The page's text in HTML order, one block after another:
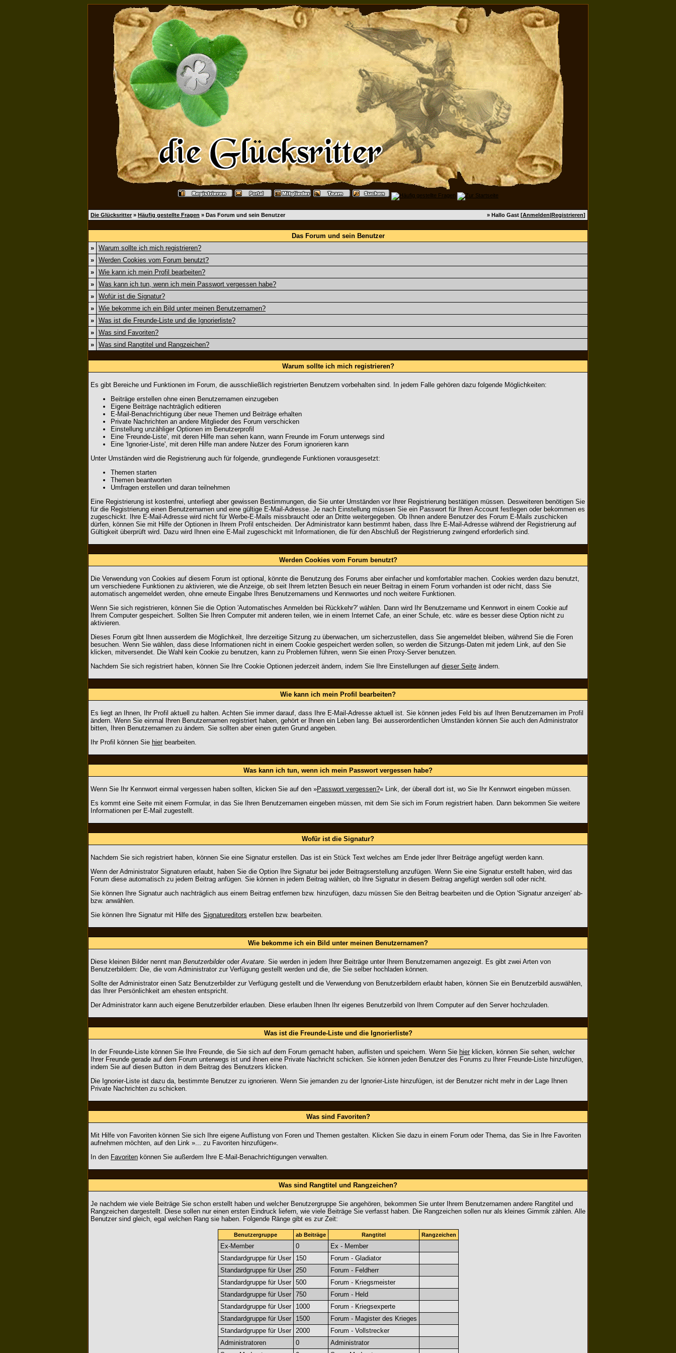
Die Glücksritter » Häufig gestellte Fragen » Das Forum und sein Benutzer » Hallo Gast [Anmelden|Registrieren]
Das Forum und sein Benutzer
» Warum sollte ich mich registrieren?
» Werden Cookies vom Forum benutzt?
» Wie kann ich mein Profil bearbeiten?
» Was kann ich tun, wenn ich mein Passwort vergessen habe?
» Wofür ist die Signatur?
» Wie bekomme ich ein Bild unter meinen Benutzernamen?
» Was ist die Freunde-Liste und die Ignorierliste?
» Was sind Favoriten?
» Was sind Rangtitel und Rangzeichen?
Warum sollte ich mich registrieren?
Es gibt Bereiche und Funktionen im Forum, die ausschließlich registrierten Benutzern vorbehalten sind. In jedem Falle gehören dazu folgende Möglichkeiten:
Beiträge erstellen ohne einen Benutzernamen einzugeben
Eigene Beiträge nachträglich editieren
E-Mail-Benachrichtigung über neue Themen und Beiträge erhalten
Private Nachrichten an andere Mitglieder des Forum verschicken
Einstellung unzähliger Optionen im Benutzerprofil
Eine 'Freunde-Liste', mit deren Hilfe man sehen kann, wann Freunde im Forum unterwegs sind
Eine 'Ignorier-Liste', mit deren Hilfe man andere Nutzer des Forum ignorieren kann
Unter Umständen wird die Registrierung auch für folgende, grundlegende Funktionen vorausgesetzt:
Themen starten
Themen beantworten
Umfragen erstellen und daran teilnehmen
Eine Registrierung ist kostenfrei, unterliegt aber gewissen Bestimmungen, die Sie unter Umständen vor Ihrer Registrierung bestätigen müssen. Desweiteren benötigen Sie
für die Registrierung einen Benutzernamen und eine gültige E-Mail-Adresse. Je nach Einstellung müssen Sie ein Passwort für Ihren Account festlegen oder bekommen es
zugeschickt. Ihre E-Mail-Adresse wird nicht für Werbe-E-Mails missbraucht oder an Dritte weitergegeben. Ob Ihnen andere Benutzer des Forum E-Mails zuschicken
dürfen, können Sie mit Hilfe der Optionen in Ihrem Profil entscheiden. Der Administrator kann bestimmt haben, dass Ihre E-Mail-Adresse während der Registrierung auf
Gültigkeit überprüft wird. Dazu wird Ihnen eine E-Mail zugeschickt mit Informationen, die für den Abschluß der Registrierung zwingend erforderlich sind.
Werden Cookies vom Forum benutzt?
Die Verwendung von Cookies auf diesem Forum ist optional, könnte die Benutzung des Forums aber einfacher und komfortabler machen. Cookies werden dazu benutzt,
um verschiedene Funktionen zu aktivieren, wie die Anzeige, ob seit Ihrem letzten Besuch ein neuer Beitrag in einem Forum vorhanden ist oder nicht, dass Sie
automatisch angemeldet werden, ohne erneute Eingabe Ihres Benutzernamens und Kennwortes und noch weitere Funktionen.
Wenn Sie sich registrieren, können Sie die Option 'Automatisches Anmelden bei Rückkehr?' wählen. Dann wird Ihr Benutzername und Kennwort in einem Cookie auf
Ihrem Computer gespeichert. Sollten Sie Ihren Computer mit anderen teilen, wie in einem Internet Cafe, an einer Schule, etc. wäre es besser diese Option nicht zu
aktivieren.
Dieses Forum gibt Ihnen ausserdem die Möglichkeit, Ihre derzeitige Sitzung zu überwachen, um sicherzustellen, dass Sie angemeldet bleiben, während Sie die Foren
besuchen. Wenn Sie wählen, dass diese Informationen nicht in einem Cookie gespeichert werden sollen, so werden die Sitzungs-Daten mit jedem Link, auf den Sie
klicken, mitversendet. Die Wahl kein Cookie zu benutzen, kann zu Problemen führen, wenn Sie einen Proxy-Server benutzen.
Nachdem Sie sich registriert haben, können Sie Ihre Cookie Optionen jederzeit ändern, indem Sie Ihre Einstellungen auf dieser Seite ändern.
Wie kann ich mein Profil bearbeiten?
Es liegt an Ihnen, Ihr Profil aktuell zu halten. Achten Sie immer darauf, dass Ihre E-Mail-Adresse aktuell ist. Sie können jedes Feld bis auf Ihren Benutzernamen im Profil
ändern. Wenn Sie einmal Ihren Benutzernamen registriert haben, gehört er Ihnen ein Leben lang. Bei ausserordentlichen Umständen können Sie auch den Administrator
bitten, Ihren Benutzernamen zu ändern. Sie sollten aber einen guten Grund angeben.
Ihr Profil können Sie hier bearbeiten.
Was kann ich tun, wenn ich mein Passwort vergessen habe?
Wenn Sie Ihr Kennwort einmal vergessen haben sollten, klicken Sie auf den »Passwort vergessen?« Link, der überall dort ist, wo Sie Ihr Kennwort eingeben müssen.
Es kommt eine Seite mit einem Formular, in das Sie Ihren Benutzernamen eingeben müssen, mit dem Sie sich im Forum registriert haben. Dann bekommen Sie weitere
Informationen per E-Mail zugestellt.
Wofür ist die Signatur?
Nachdem Sie sich registriert haben, können Sie eine Signatur erstellen. Das ist ein Stück Text welches am Ende jeder Ihrer Beiträge angefügt werden kann.
Wenn der Administrator Signaturen erlaubt, haben Sie die Option Ihre Signatur bei jeder Beitragserstellung anzufügen. Wenn Sie eine Signatur erstellt haben, wird das
Forum diese automatisch zu jedem Beitrag anfügen. Sie können in jedem Beitrag wählen, ob Ihre Signatur in diesem Beitrag angefügt werden soll oder nicht.
Sie können Ihre Signatur auch nachträglich aus einem Beitrag entfernen bzw. hinzufügen, dazu müssen Sie den Beitrag bearbeiten und die Option 'Signatur anzeigen' ab-
bzw. anwählen.
Sie können Ihre Signatur mit Hilfe des Signatureditors erstellen bzw. bearbeiten.
Wie bekomme ich ein Bild unter meinen Benutzernamen?
Diese kleinen Bilder nennt man BenutzerbilderoderAvatare. Sie werden in jedem Ihrer Beiträge unter Ihrem Benutzernamen angezeigt. Es gibt zwei Arten von
Benutzerbildern: Die, die vom Administrator zur Verfügung gestellt werden und die, die Sie selber hochladen können.
Sollte der Administrator einen Satz Benutzerbilder zur Verfügung gestellt und die Verwendung von Benutzerbildern erlaubt haben, können Sie ein Benutzerbild auswählen,
das Ihrer Persönlichkeit am ehesten entspricht.
Der Administrator kann auch eigene Benutzerbilder erlauben. Diese erlauben Ihnen Ihr eigenes Benutzerbild von Ihrem Computer auf den Server hochzuladen.
Was ist die Freunde-Liste und die Ignorierliste?
In der Freunde-Liste können Sie Ihre Freunde, die Sie sich auf dem Forum gemacht haben, auflisten und speichern. Wenn Sie hier klicken, können Sie sehen, welcher
Ihrer Freunde gerade auf dem Forum unterwegs ist und ihnen eine Private Nachricht schicken. Sie können jeden Benutzer des Forums zu Ihrer Freunde-Liste hinzufügen,
indem Sie auf diesen Button in dem Beitrag des Benutzers klicken.
Die Ignorier-Liste ist dazu da, bestimmte Benutzer zu ignorieren. Wenn Sie jemanden zu der Ignorier-Liste hinzufügen, ist der Benutzer nicht mehr in der Lage Ihnen
Private Nachrichten zu schicken.
Was sind Favoriten?
Mit Hilfe von Favoriten können Sie sich Ihre eigene Auflistung von Foren und Themen gestalten. Klicken Sie dazu in einem Forum oder Thema, das Sie in Ihre Favoriten
aufnehmen möchten, auf den Link »... zu Favoriten hinzufügen«.
In den Favoriten können Sie außerdem Ihre E-Mail-Benachrichtigungen verwalten.
Was sind Rangtitel und Rangzeichen?
Je nachdem wie viele Beiträge Sie schon erstellt haben und welcher Benutzergruppe Sie angehören, bekommen Sie unter Ihrem Benutzernamen andere Rangtitel und
Rangzeichen dargestellt. Diese sollen nur einen ersten Eindruck liefern, wie viele Beiträge Sie verfasst haben. Die Rangzeichen sollen nur als kleines Gimmik zählen. Alle
Benutzer sind gleich, egal welchen Rang sie haben. Folgende Ränge gibt es zur Zeit:
Benutzergruppe ab Beiträge Rangtitel Rangzeichen
Ex-Member 0
Ex - Member
Standardgruppe für User
150
Forum - Gladiator
Standardgruppe für User
250
Forum - Feldherr
Standardgruppe für User
500
Forum - Kriegsmeister
Standardgruppe für User
750
Forum - Held
Standardgruppe für User
1000
Forum - Kriegsexperte
Standardgruppe für User
1500
Forum - Magister des Krieges
Standardgruppe für User
2000
Forum - Vollstrecker
Administratoren
0
Administrator